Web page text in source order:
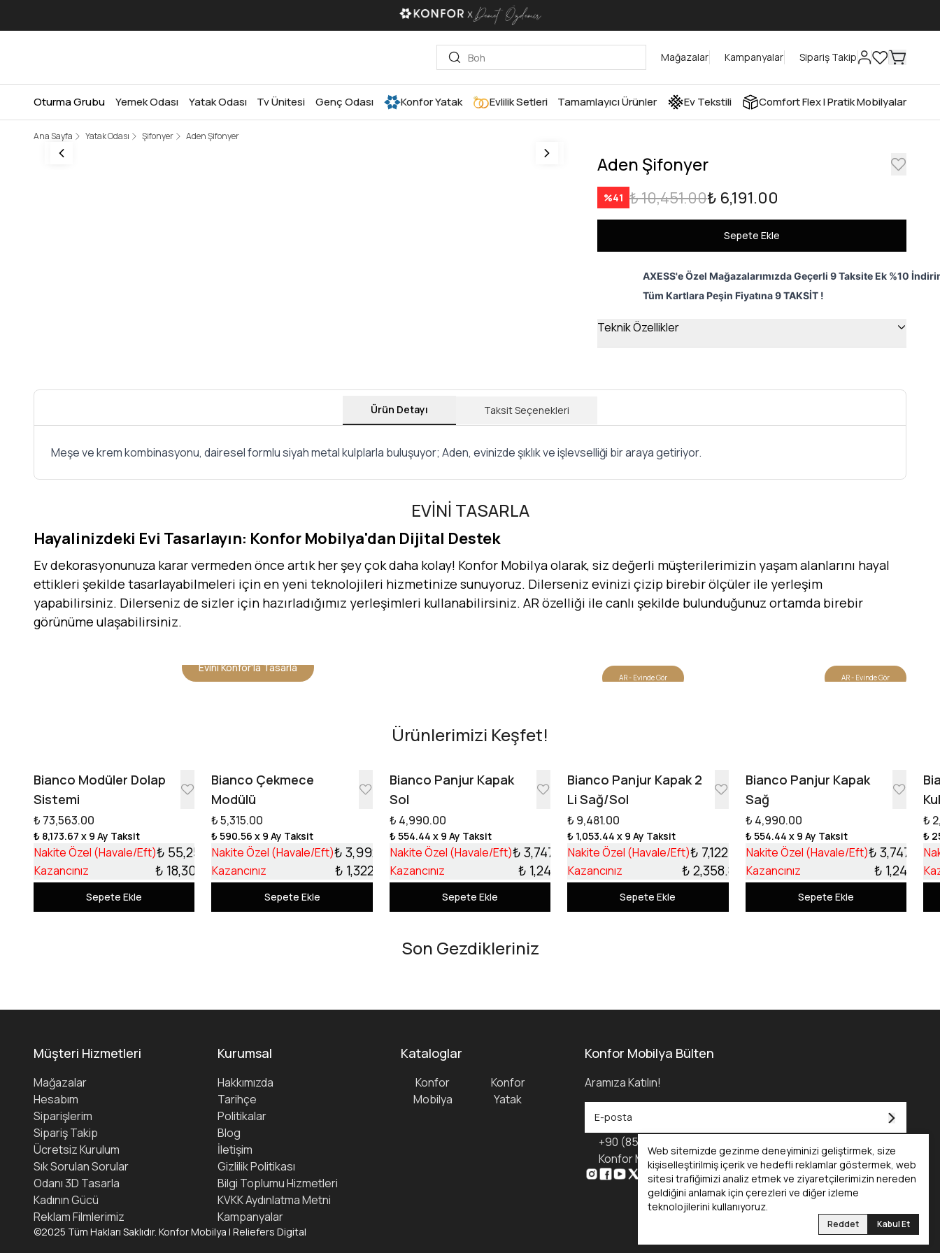
Web sitemizde gezinme deneyiminizi geliştirmek, size
kişiselleştirilmiş içerik ve hedefli reklamlar göstermek, web
sitesi trafiğimizi analiz etmek ve ziyaretçilerimizin nereden
geldiğini anlamak için çerezleri ve diğer izleme
teknolojilerini kullanıyoruz.
Reddet Kabul Et
Mağazalar Kampanyalar Sipariş Takip
Oturma Grubu Yemek Odası Yatak Odası Tv Ünitesi Genç Odası Konfor Yatak Evlilik Setleri Tamamlayıcı Ürünler Ev Tekstili Comfort Flex I Pratik Mobilyalar
Ana Sayfa Yatak Odası Şifonyer Aden Şifonyer
Aden Şifonyer
%41 ₺ 10,451.00₺ 6,191.00
Sepete Ekle
AXESS'e Özel Mağazalarımızda Geçerli 9 Taksite Ek %10
Tüm Kartlara Peşin Fiyatına 9 TAKSİT !
Teknik Özellikler
Ürün Detayı Taksit Seçenekleri
Meşe ve krem kombinasyonu, dairesel formlu siyah metal kulplarla buluşuyor; Aden, evinizde şıklık ve işlevselliği bir araya getiriyor.
EVİNİ TASARLA
Hayalinizdeki Evi Tasarlayın: Konfor Mobilya'dan Dijital Destek
Ev dekorasyonunuza karar vermeden önce artık her şey çok daha kolay! Konfor Mobilya olarak, siz değerli müşterilerimizin yaşam alanlarını hayal
ettikleri şekilde tasarlayabilmeleri için en yeni teknolojileri hizmetinize sunuyoruz. Dilerseniz evinizi çizip birebir ölçüler ile yerleşim
yapabilirsiniz. Dilerseniz de sizler için hazırladığımız yerleşimleri kullanabilirsiniz. AR özelliği ile canlı şekilde bulunduğunuz ortamda birebir
görünüme ulaşabilirsiniz.
Evini Konfor'la Tasarla
AR - Evinde Gör AR - Evinde Gör
Ürünlerimizi Keşfet!
Bianco Modüler Dolap
Sistemi
₺ 73,563.00
₺ 8,173.67 x 9 Ay Taksit
Nakite Özel (Havale/Eft)₺ 55,253.17
Kazancınız ₺ 18,309.83
Sepete Ekle
Bianco Çekmece
Modülü
₺ 5,315.00
₺ 590.56 x 9 Ay Taksit
Nakite Özel (Havale/Eft)₺ 3,992.10
Kazancınız ₺ 1,322.90
Sepete Ekle
Bianco Panjur Kapak
Sol
₺ 4,990.00
₺ 554.44 x 9 Ay Taksit
Nakite Özel (Havale/Eft)₺ 3,747.99
Kazancınız ₺ 1,242.01
Sepete Ekle
Bianco Panjur Kapak 2
Li Sağ/Sol
₺ 9,481.00
₺ 1,053.44 x 9 Ay Taksit
Nakite Özel (Havale/Eft)₺ 7,122.13
Kazancınız ₺ 2,358.87
Sepete Ekle
Bianco Panjur Kapak
Sağ
₺ 4,990.00
₺ 554.44 x 9 Ay Taksit
Nakite Özel (Havale/Eft)₺ 3,747.99
Kazancınız ₺ 1,242.01
Sepete Ekle
₺
₺
Son Gezdikleriniz
Müşteri Hizmetleri
Mağazalar
Hesabım
Siparişlerim
Sipariş Takip
Ücretsiz Kurulum
Sık Sorulan Sorular
Odanı 3D Tasarla
Kadının Gücü
Reklam Filmlerimiz
Kurumsal
Hakkımızda
Tarihçe
Politikalar
Blog
İletişim
Gizlilik Politikası
Bilgi Toplumu Hizmetleri
KVKK Aydınlatma Metni
Kampanyalar
Kataloglar
Konfor
Mobilya
Konfor
Yatak
Konfor Mobilya Bülten
Aramıza Katılın!
+90 (850) 455 0 232
Konfor Mobilya Kataloğu - 2025
©2025 Tüm Hakları Saklıdır. Konfor Mobilya | Reliefers Digital